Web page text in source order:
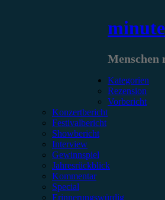
Menschen
Kategorien
Rezension
Vorbericht
Konzertbericht
Festivalbericht
Showbericht
Interview
Gewinnspiel
Jahresrückblick
Kommentar
Special
Erinnerungswürdig